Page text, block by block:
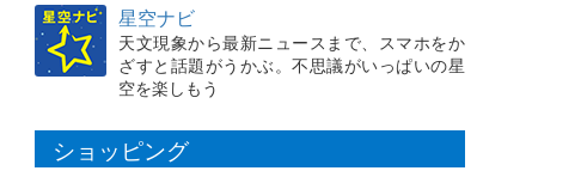
星空ナビ
天文現象から最新ニュースまで、スマホをか
ざすと話題がうかぶ。不思議がいっぱいの星
空を楽しもう
ショッピング